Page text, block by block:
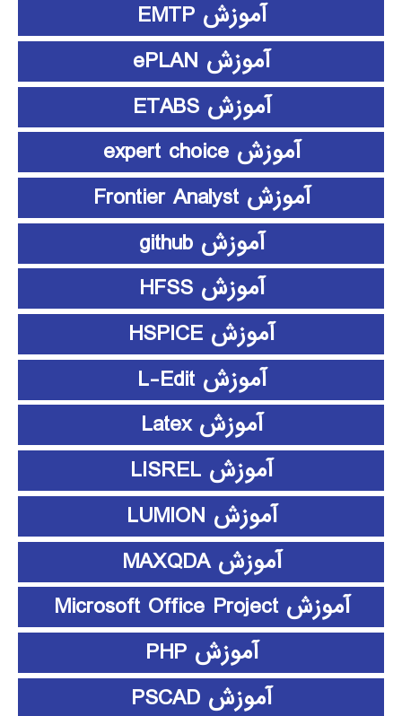
آموزش EMTP
آموزش ePLAN
آموزش ETABS
آموزش expert choice
آموزش Frontier Analyst
آموزش github
آموزش HFSS
آموزش HSPICE
آموزش L-Edit
آموزش Latex
آموزش LISREL
آموزش LUMION
آموزش MAXQDA
آموزش Microsoft Office Project
آموزش PHP
آموزش PSCAD